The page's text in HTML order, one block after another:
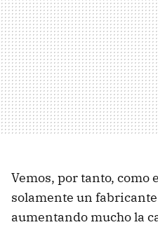
Vemos, por tanto, como
solamente un
aumentando mucho la